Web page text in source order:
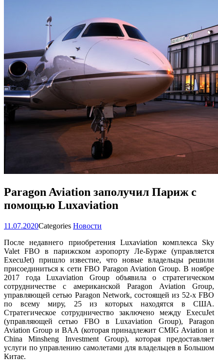
Paragon Aviation заполучил Париж с
помощью Luxaviation
11.07.2020Categories Новости
После недавнего приобретения Luxaviation комплекса Sky
Valet FBO в парижском аэропорту Ле-Бурже (управляется
ExecuJet) пришло известие, что новые владельцы решили
присоединиться к сети FBO Paragon Aviation Group. В ноябре
2017 года Luxaviation Group объявила о стратегическом
сотрудничестве с американской Paragon Aviation Group,
управляющей сетью Paragon Network, состоящей из 52-х FBO
по всему миру, 25 из которых находятся в США.
Стратегическое сотрудничество заключено между ExecuJet
(управляющей сетью FBO в Luxaviation Group), Paragon
Aviation Group и BAA (которая принадлежит CMIG Aviation и
China Minsheng Investment Group), которая предоставляет
услуги по управлению самолетами для владельцев в Большом
Китае.